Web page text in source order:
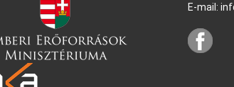
E-mail: